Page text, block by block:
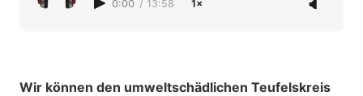
0:00 / 13:58 1×
Wir können den umweltschädlichen Teufelskreis